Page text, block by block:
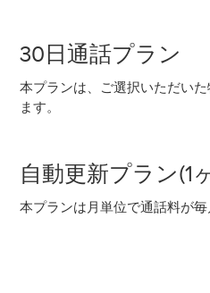
30日通話プラン
本プランは、ご選択いただい
ます。
自動更新プラン(1
本プランは月単位で通話料が